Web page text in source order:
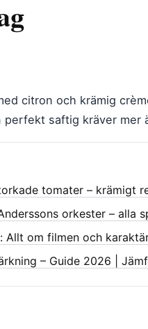
citron och krämig
saftig kräver mer
tomater – krämigt
orkester – alla
Allt om filmen och
– Guide 2026 |